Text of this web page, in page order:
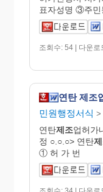
표자성명 ③주
조회수: 54 | 다운로
연탄 제조
민원행정서식 >
연탄제조업허가
정 ○.○.○> 연탄
① 허 가 번